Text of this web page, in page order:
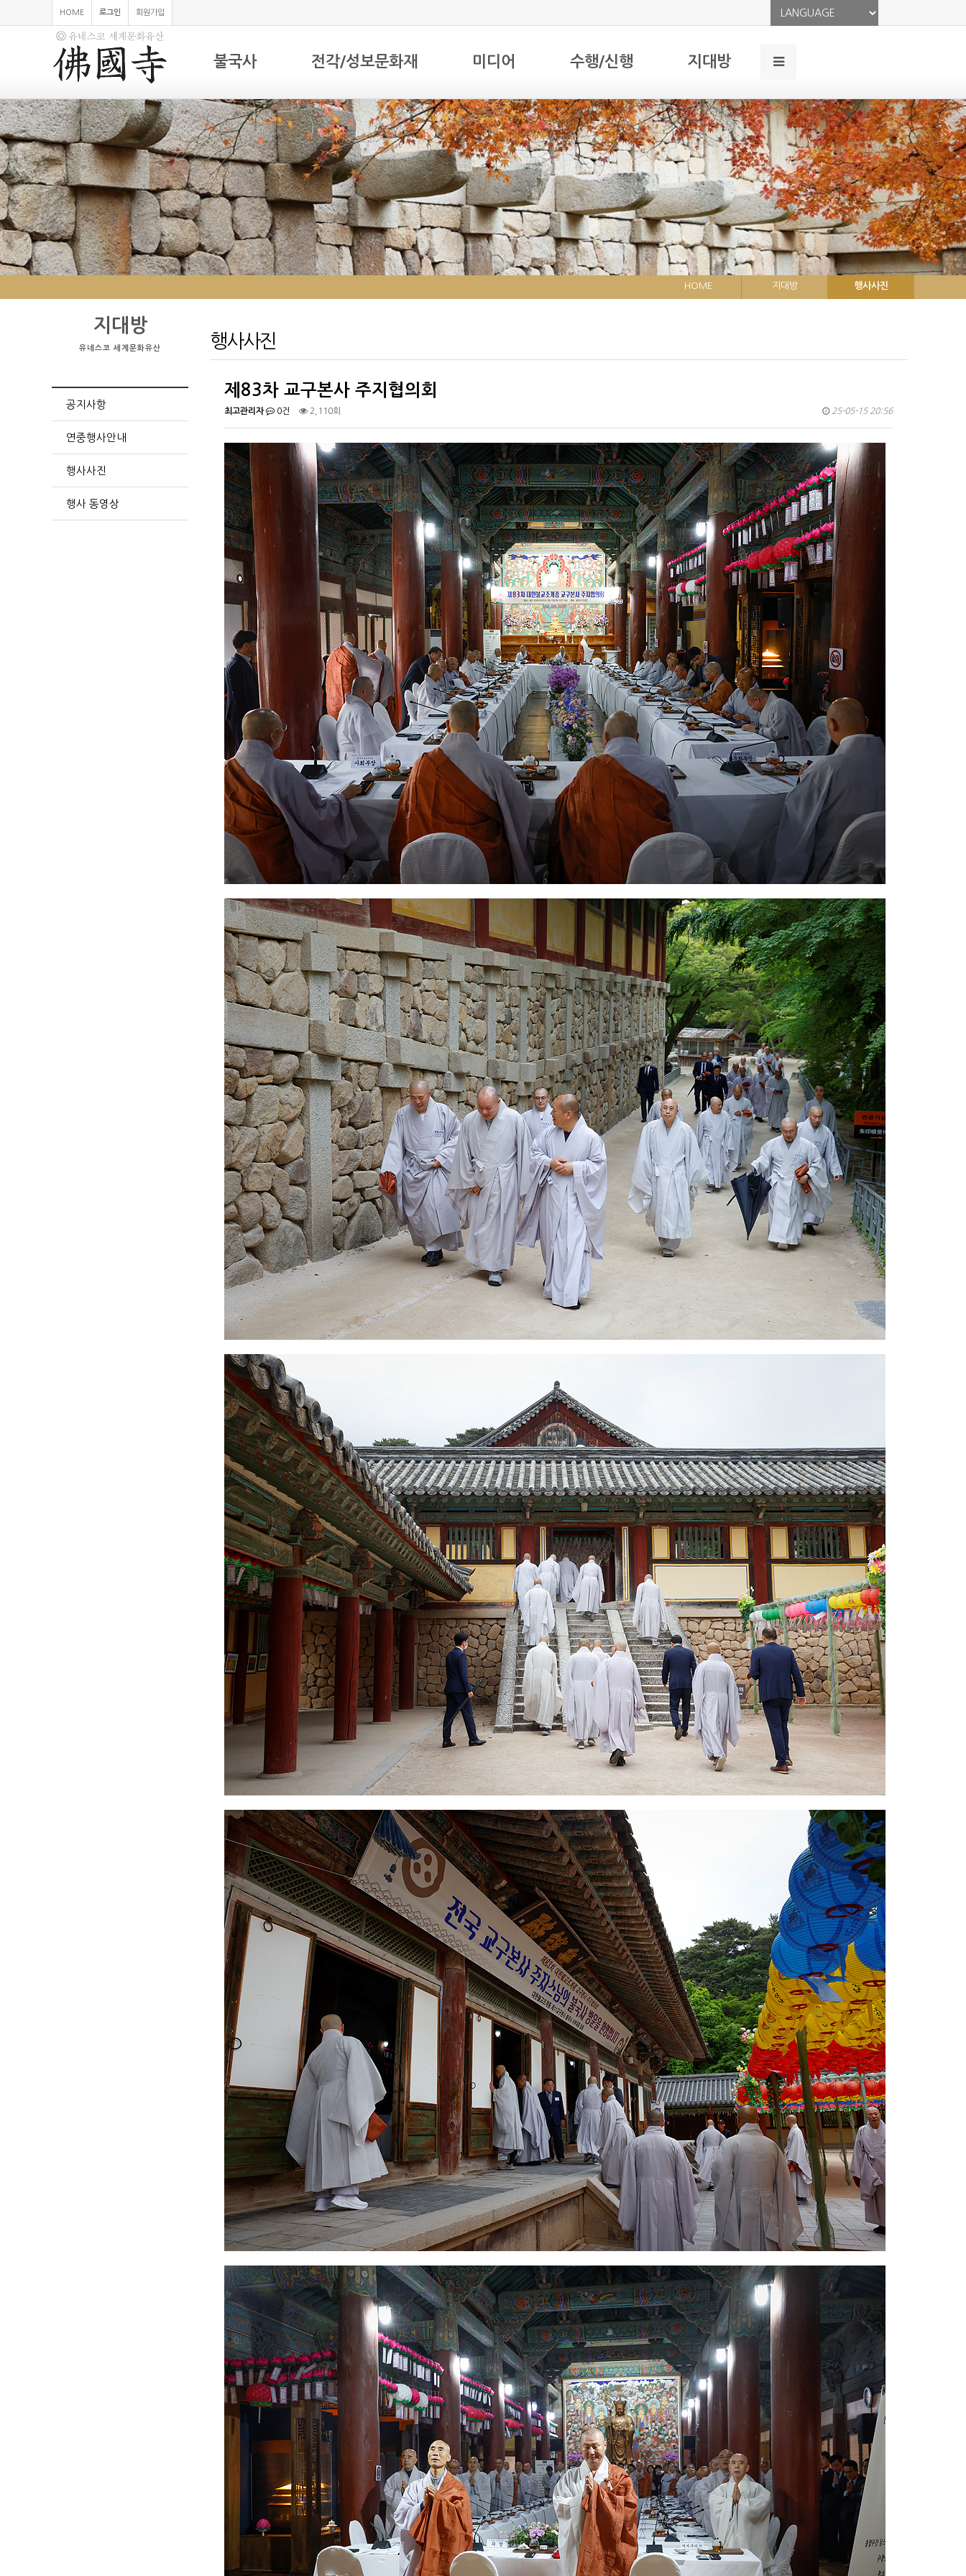
HOME 로그인 회원가입
불국사 전각/성보문화재 미디어 수행/신행 지대방
하위분류
행사사진
지대방
HOME
지대방
유네스코 세계문화유산
공지사항
연중행사안내
행사사진
행사 동영상
행사사진
제83차 교구본사 주지협의회
최고관리자 0건 2,110회 25-05-15 20:56